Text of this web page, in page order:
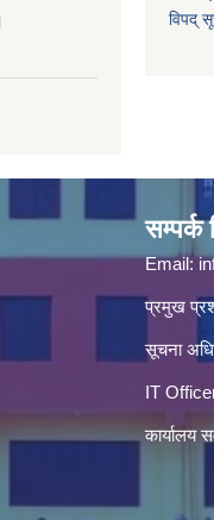
विपद्
सम्पर्क
Email:
प्रमुख
सूचना
IT
कार्यालय